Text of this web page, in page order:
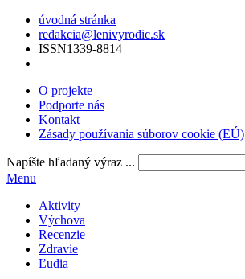
úvodná stránka
redakcia@lenivyrodic.sk
ISSN1339-8814
O projekte
Podporte nás
Kontakt
Zásady používania súborov cookie (EÚ)
Napíšte hľadaný výraz ...
Menu
Aktivity
Výchova
Recenzie
Zdravie
Ľudia